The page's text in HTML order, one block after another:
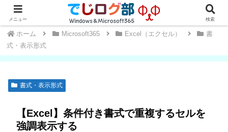
Windows・Office初心者～中級者向け★操作方法や便利な小技を学ぼう
ホーム Microsoft365 Excel（エクセル）
書
式・表示形式
書式・表示形式
【Excel】条件付き書式で重複するセルを
強調表示する
メニュー 検索